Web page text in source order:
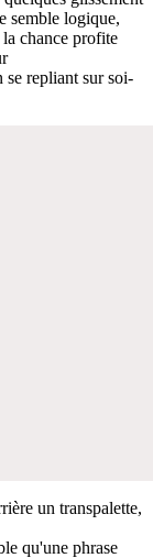
semble logique,
chance profite
se repliant sur soi-
un transpalette,
qu'une phrase